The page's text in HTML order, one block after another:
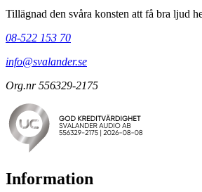
Tillägnad den svåra konsten att få bra ljud
08-522 153 70
info@svalander.se
Org.nr 556329-2175
Information